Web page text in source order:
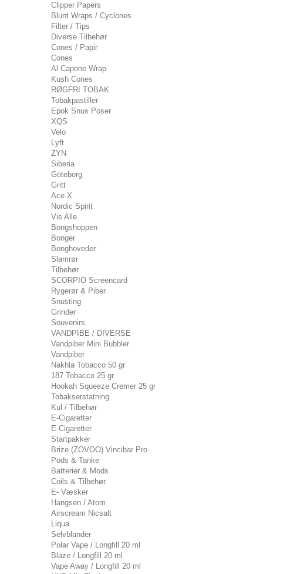
Clipper Papers
Blunt Wraps / Cyclones
Filter / Tips
Diverse Tilbehør
Cones / Papir
Cones
Al Capone Wrap
Kush Cones
RØGFRI TOBAK
Tobakpastiller
Epok Snus Poser
XQS
Velo
Lyft
ZYN
Siberia
Göteborg
Gritt
Ace X
Nordic Spirit
Vis Alle
Bongshoppen
Bonger
Bonghoveder
Slamrør
Tilbehør
SCORPIO Screencard
Rygerør & Piber
Snusting
Grinder
Souvenirs
VANDPIBE / DIVERSE
Vandpiber Mini Bubbler
Vandpiber
Nakhla Tobacco 50 gr
187 Tobacco 25 gr
Hookah Squeeze Cremer 25 gr
Tobakserstatning
Kul / Tilbehør
E-Cigaretter
E-Cigaretter
Startpakker
Brize (ZOVOO) Vincibar Pro
Pods & Tanke
Batterier & Mods
Coils & Tilbehør
E- Væsker
Hangsen / Atom
Airscream Nicsalt
Liqua
Selvblander
Polar Vape / Longfill 20 ml
Blaze / Longfill 20 ml
Vape Away / Longfill 20 ml